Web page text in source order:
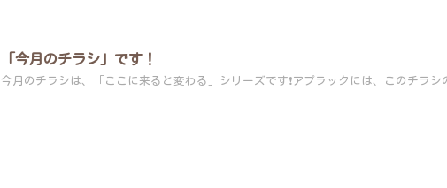
「今月のチラシ」です！
今月のチラシは、「ここに来ると変わる」シリーズです❗️アプラックには、このチラ